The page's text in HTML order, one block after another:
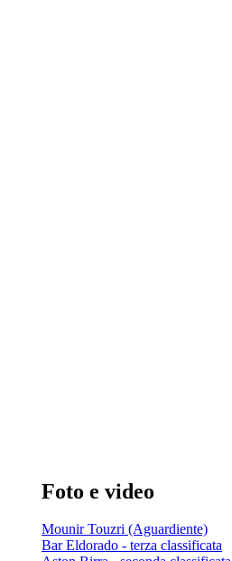
Foto e video
Mounir Touzri (Aguardiente)
Bar Eldorado - terza classificata